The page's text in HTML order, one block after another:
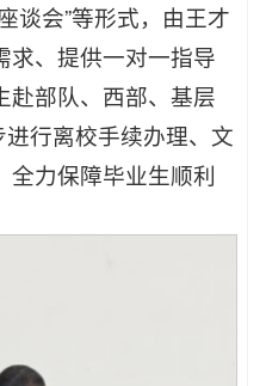
谈会”等形式，由王才
求、提供一对一指导
赴部队、西部、基层
行离校手续办理、文
全力保障毕业生顺利